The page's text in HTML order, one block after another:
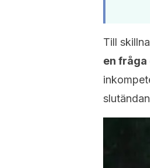
Till
en